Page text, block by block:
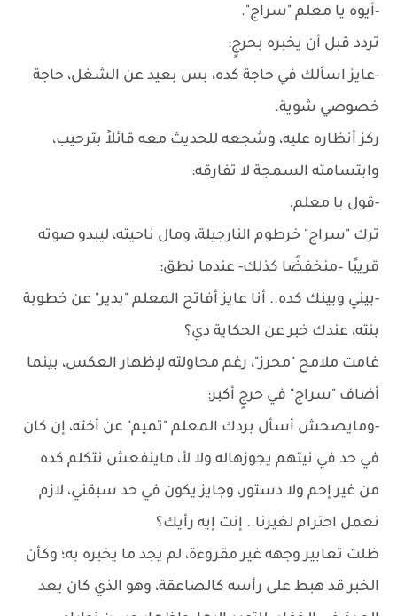
-أيوه يا معلم "سراج".
تردد قبل أن يخبره بحرجٍ:
-عايز اسألك في حاجة كده، بس بعيد عن الشغل، حاجة
خصوصي شوية.
ركز أنظاره عليه، وشجعه للحديث معه قائلاً بترحيب،
وابتسامته السمجة لا تفارقه:
-قول يا معلم.
ترك "سراج" خرطوم النارجيلة، ومال ناحيته، ليبدو صوته
قريبًا –منخفضًا كذلك- عندما نطق:
-بيني وبينك كده.. أنا عايز أفاتح المعلم "بدير" عن خطوبة
بنته، عندك خبر عن الحكاية دي؟
غامت ملامح "محرز"، رغم محاولته لإظهار العكس، بينما
أضاف "سراج" في حرجٍ أكبر:
-ومايصحش أسأل بردك المعلم "تميم" عن أخته، إن كان
في حد في نيتهم يجوزهاله ولا لأ، ماينفعش نتكلم كده
من غير إحم ولا دستور، وجايز يكون في حد سبقني، لازم
نعمل احترام لغيرنا.. إنت إيه رأيك؟
ظلت تعابير وجهه غير مقروءة، لم يجد ما يخبره به؛ وكأن
الخبر قد هبط على رأسه كالصاعقة، وهو الذي كان يعد